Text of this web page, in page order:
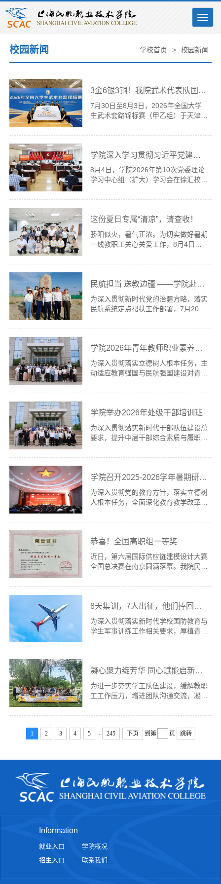
校园新闻 学校首页 > 校园新闻
3金6银3铜！我院武术代表队国赛载誉而归
7月30日至8月3日，2026年全国大学
生武术套路锦标赛（甲乙组）于天津市
学生体育联合会主办，中国学生体育联
会承办，是全国大学生武术套路领域最
高水平专业赛事，汇聚全国282所高校
近1500名武术健儿同台竞技，是深化
体教融合、传承中华传统武术文化的国
得3金6银3铜的亮眼成绩，实现了...
学院深入学习贯彻习近平党建思想
8月4日，学院2026年第10次党委理论
学习中心组（扩大）学习会在徐汇校区
王立新主持会议并作总结讲话，学院党
会议。会议首先传达了中央层面树立和
践行正确政绩观学习教育工作专班《关
于在树立和践行正确政绩观学习教育中
深入学习贯彻习近平党建思想的通
与树立和践行正确政绩观学习教育...
这份夏日专属“清凉”，​请查收！​
骄阳似火，暑气正浓。为切实做好暑期
一线教职工关心关爱工作，8月4日上
副院长、工会主席孙暄带队，深入一线
教职工送去组织的关怀与夏日的清凉。
作不断线”，各项工作有序推进。工会
提前谋划，已通过线上平台完成251名
心、147培训中心、人事处....
民航担当 送教边疆 ——学院赴新疆策勒县开展送教帮扶调研
为深入贯彻新时代党的治疆方略，落实
民航系统定点帮扶工作部署，7月20日
带队，党委办公室、马克思主义学院、
开展调研送教活动。策勒县副县长古丽
孜拉·玉素甫、民航局挂职策勒县委常
委刘亚伟等陪同调研。7月20日，学院
一行历经十余小时行程抵达新疆策勒
族群众扎根边疆、自力更生、攻坚....
学院2026年青年教师职业素养研修班结业
为深入贯彻落实立德树人根本任务，主
动适应教育强国与民航强国建设对青年
青年教师职业素养研修班于7月14日至
办。本次研修班聚焦辅导员职业素养提
升、行业前沿动态与党史党性教育，通
过专题授课、现场教学与研讨交流相结
合的方式，助力青年教师拓宽行业视
修培训。开班动员，凝聚共识明方...
学院举办2026年处级干部培训班
为深入贯彻落实新时代干部队伍建设总
要求，提升中层干部综合素质与履职能
校东校区开展2026年处级干部培训，
上午，培训班举行开班仪式。中国民航
高翔，我院党委书记、院长王立新，党
委办公室主任曹维平及全体参训干部出
干部学院的办学特色与行业培....
学院召开2025-2026学年暑期研讨会
为深入贯彻党的教育方针，落实立德树
人根本任务，全面深化教育教学改革，
校区召开2025-2026学年暑期研讨会。
量发展”为主题，围绕优化学院专业布
局、加强专业建设这一核心议题展开深
入研讨。全体院领导、中层干部参加会
议，会议由副院长、工会主席孙暄主
宋晟、人事处副处长周咪咪分别...
恭喜！全国高职组一等奖
近日，第六届国际供应链建模设计大赛
全国总决赛在南京圆满落幕。我院民航
现，从全国406支参赛队伍中脱颖而
由中国交通运输协会主办，东南大学协
办，以“智链未来，模创无限”为主题，
旨在推动供应链建模技术在工程应用与
人才培养中的深度融合。大赛共吸引全
55支高职组晋级全国总决赛。....
8天集训，7人出征，他们捧回多项荣誉！
为深入贯彻落实新时代学校国防教育与
学生军事训练工作相关要求，厚植青年
员会《关于组织开展2026年上海市学
准军事化管理与体育学院（以下简称
赛代表队，参与为期8天的市级学生军
事训练营集中训练与综合竞技。经过激
人二等奖，另有2名学生进入8月...
凝心聚力绽芳华 同心赋能启新程——我院学工系统开展户外团建活动
为进一步夯实学工队伍建设，缓解教职
工工作压力，增进团队沟通交流，凝聚
组织学工系统教职工前往淀山湖绿岛庄
动。当日天气晴朗、微风和煦，明媚的
纷纷开启休闲拓展时光，足球、射箭、
飞盘、休闲露营等趣味项目轮番开....
1 2 3 4 5 ... 245 下页 到第 页 跳转
Information
就业入口
学院概况
招生入口
联系我们